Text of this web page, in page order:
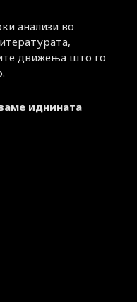
анализи во
движења што го
иднината